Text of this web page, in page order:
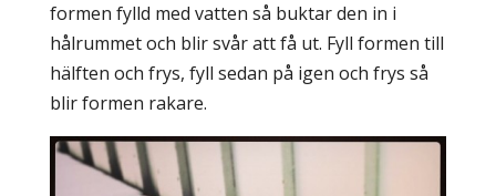
formen fylld med vatten så buktar den in i
hålrummet och blir svår att få ut. Fyll formen till
hälften och frys, fyll sedan på igen och frys så
blir formen rakare.